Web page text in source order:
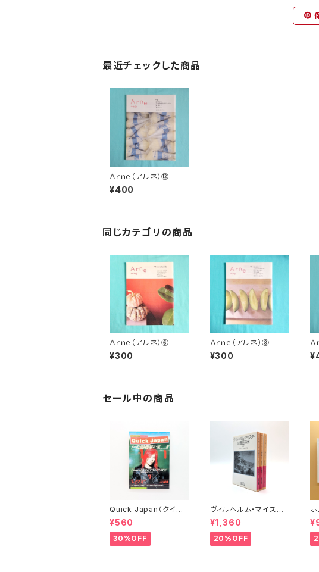
最近チェックした商品
Ａｒｎｅ（アルネ）⑫
¥400
同じカテゴリの商品
Ａｒｎｅ（アルネ）⑥
¥300
Ａｒｎｅ（アルネ）⑧
¥300
Ａ
セール中の商品
Quick Japan（クイッ
ク・ジャパン）Vol.11
¥560
30%OFF
ヴィルヘルム・マイスタ
ーの遍歴時代 (上)(中)
(下)（岩波文庫）
¥1,360
20%OFF
ア